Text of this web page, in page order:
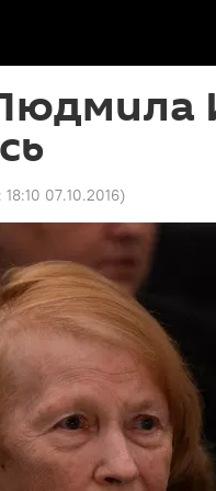
18:10 07.10.2016)